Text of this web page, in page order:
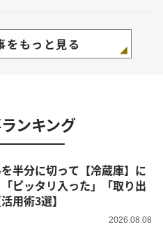
をもっと見る
ンキング
半分に切って【冷蔵庫】に
ピッタリ入った」「取り出
用術3選】
2026.08.08